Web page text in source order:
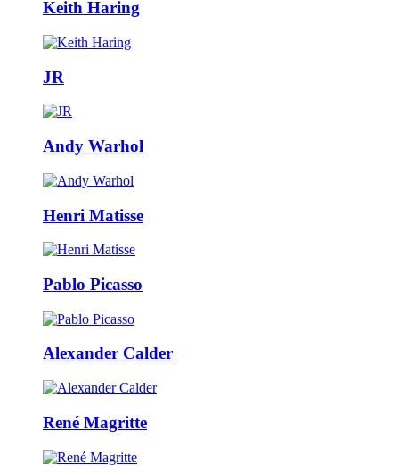
Keith Haring
JR
Andy Warhol
Henri Matisse
Pablo Picasso
Alexander Calder
René Magritte